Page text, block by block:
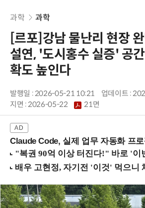
과학 과학
[르포]강남 물난리 현장
설연, '도시홍수 실증' 공
확도 높인다
발행일 : 2026-05-21 10:21
업데이트 :
지면 :2026-05-22 21면
Claude Code, 실제 업무 자동화 프로젝트 구현